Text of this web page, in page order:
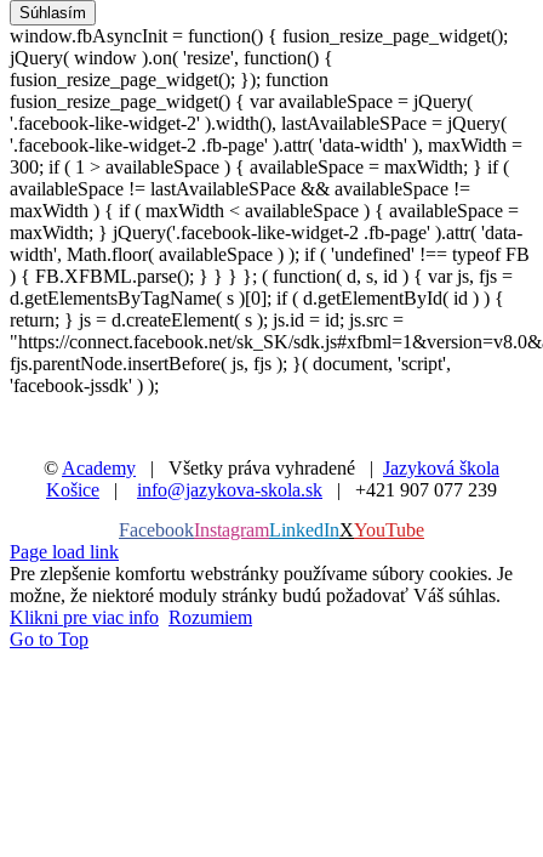
Súhlasím
window.fbAsyncInit = function() { fusion_resize_page_widget();
jQuery( window ).on( 'resize', function() {
fusion_resize_page_widget(); }); function
fusion_resize_page_widget() { var availableSpace = jQuery(
'.facebook-like-widget-2' ).width(), lastAvailableSPace = jQuery(
'.facebook-like-widget-2 .fb-page' ).attr( 'data-width' ), maxWidth =
300; if ( 1 > availableSpace ) { availableSpace = maxWidth; } if (
availableSpace != lastAvailableSPace && availableSpace !=
maxWidth ) { if ( maxWidth < availableSpace ) { availableSpace =
maxWidth; } jQuery('.facebook-like-widget-2 .fb-page' ).attr( 'data-
width', Math.floor( availableSpace ) ); if ( 'undefined' !== typeof FB
) { FB.XFBML.parse(); } } } }; ( function( d, s, id ) { var js, fjs =
d.getElementsByTagName( s )[0]; if ( d.getElementById( id ) ) {
return; } js = d.createElement( s ); js.id = id; js.src =
"https://connect.facebook.net/sk_SK/
fjs.parentNode.insertBefore( js, fjs ); }( document, 'script',
'facebook-jssdk' ) );
© Academy | Všetky práva vyhradené | Jazyková škola
Košice | info@jazykova-skola.sk | +421 907 077 239
FacebookInstagramLinkedInXYouTube
Page load link
Pre zlepšenie komfortu webstránky používame súbory cookies. Je
možne, že niektoré moduly stránky budú požadovať Váš súhlas.
Klikni pre viac info Rozumiem
Go to Top